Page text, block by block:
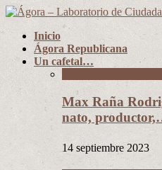
Inicio
Ágora Republicana
Un cafetal…
Max Raña
nato,
14 septiembre 2023